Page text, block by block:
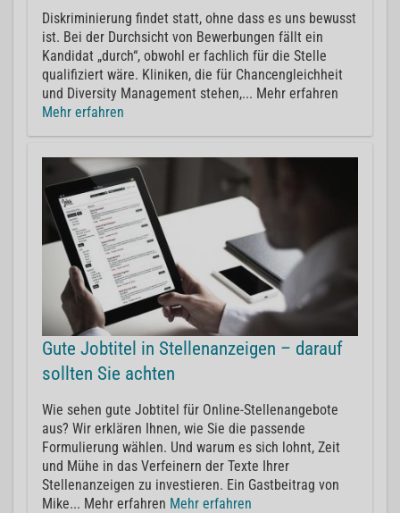
Diskriminierung findet statt, ohne dass es uns bewusst
ist. Bei der Durchsicht von Bewerbungen fällt ein
Kandidat „durch“, obwohl er fachlich für die Stelle
qualifiziert wäre. Kliniken, die für Chancengleichheit
und Diversity Management stehen,... Mehr erfahren
Mehr erfahren
Gute Jobtitel in Stellenanzeigen – darauf
sollten Sie achten
Wie sehen gute Jobtitel für Online-Stellenangebote
aus? Wir erklären Ihnen, wie Sie die passende
Formulierung wählen. Und warum es sich lohnt, Zeit
und Mühe in das Verfeinern der Texte Ihrer
Stellenanzeigen zu investieren. Ein Gastbeitrag von
Mike... Mehr erfahren Mehr erfahren